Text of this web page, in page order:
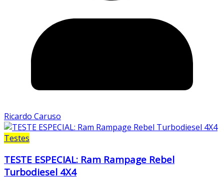
Ricardo Caruso
Testes
TESTE ESPECIAL: Ram Rampage Rebel
Turbodiesel 4X4